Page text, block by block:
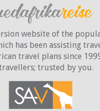
website of the
has been assisting
travel plans since
trusted by you.